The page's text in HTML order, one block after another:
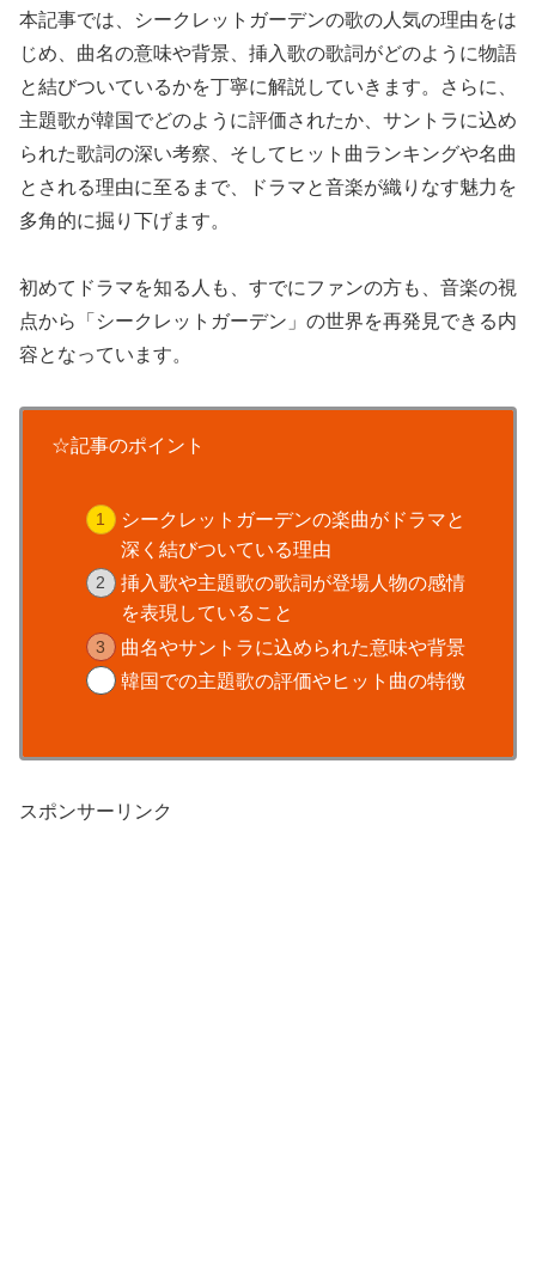
本記事では、シークレットガーデンの歌の人気の理由をは
じめ、曲名の意味や背景、挿入歌の歌詞がどのように物語
と結びついているかを丁寧に解説していきます。さらに、
主題歌が韓国でどのように評価されたか、サントラに込め
られた歌詞の深い考察、そしてヒット曲ランキングや名曲
とされる理由に至るまで、ドラマと音楽が織りなす魅力を
多角的に掘り下げます。
初めてドラマを知る人も、すでにファンの方も、音楽の視
点から「シークレットガーデン」の世界を再発見できる内
容となっています。
☆記事のポイント
シークレットガーデンの楽曲がドラマと
深く結びついている理由
挿入歌や主題歌の歌詞が登場人物の感情
を表現していること
曲名やサントラに込められた意味や背景
韓国での主題歌の評価やヒット曲の特徴
スポンサーリンク